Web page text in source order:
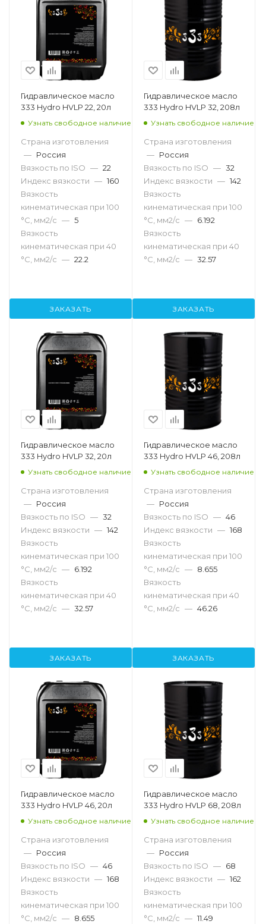
Гидравлическое масло
333 Hydro HVLP 22, 20л
Узнать свободное наличие
Страна изготовления
— Россия
Вязкость по ISO — 22
Индекс вязкости — 160
Вязкость
кинематическая при 100
°С, мм2/с — 5
Вязкость
кинематическая при 40
°С, мм2/с — 22.2
ЗАКАЗАТЬ
Гидравлическое масло
333 Hydro HVLP 32, 208л
Узнать свободное наличие
Страна изготовления
— Россия
Вязкость по ISO — 32
Индекс вязкости — 142
Вязкость
кинематическая при 100
°С, мм2/с — 6.192
Вязкость
кинематическая при 40
°С, мм2/с — 32.57
ЗАКАЗАТЬ
Гидравлическое масло
333 Hydro HVLP 32, 20л
Узнать свободное наличие
Страна изготовления
— Россия
Вязкость по ISO — 32
Индекс вязкости — 142
Вязкость
кинематическая при 100
°С, мм2/с — 6.192
Вязкость
кинематическая при 40
°С, мм2/с — 32.57
ЗАКАЗАТЬ
Гидравлическое масло
333 Hydro HVLP 46, 208л
Узнать свободное наличие
Страна изготовления
— Россия
Вязкость по ISO — 46
Индекс вязкости — 168
Вязкость
кинематическая при 100
°С, мм2/с — 8.655
Вязкость
кинематическая при 40
°С, мм2/с — 46.26
ЗАКАЗАТЬ
Гидравлическое масло
333 Hydro HVLP 46, 20л
Узнать свободное наличие
Страна изготовления
— Россия
Вязкость по ISO — 46
Индекс вязкости — 168
Вязкость
кинематическая при 100
°С, мм2/с — 8.655
Гидравлическое масло
333 Hydro HVLP 68, 208л
Узнать свободное наличие
Страна изготовления
— Россия
Вязкость по ISO — 68
Индекс вязкости — 162
Вязкость
кинематическая при 100
°С, мм2/с — 11.49